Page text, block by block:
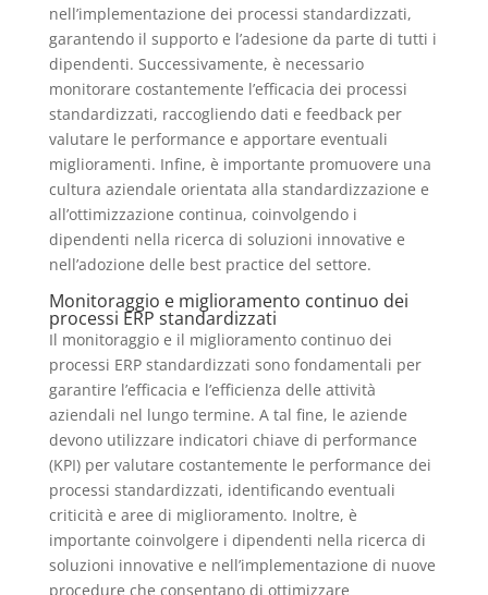
nell’implementazione dei processi standardizzati,
garantendo il supporto e l’adesione da parte di tutti i
dipendenti. Successivamente, è necessario
monitorare costantemente l’efficacia dei processi
standardizzati, raccogliendo dati e feedback per
valutare le performance e apportare eventuali
miglioramenti. Infine, è importante promuovere una
cultura aziendale orientata alla standardizzazione e
all’ottimizzazione continua, coinvolgendo i
dipendenti nella ricerca di soluzioni innovative e
nell’adozione delle best practice del settore.
Monitoraggio e miglioramento continuo dei
processi ERP standardizzati
Il monitoraggio e il miglioramento continuo dei
processi ERP standardizzati sono fondamentali per
garantire l’efficacia e l’efficienza delle attività
aziendali nel lungo termine. A tal fine, le aziende
devono utilizzare indicatori chiave di performance
(KPI) per valutare costantemente le performance dei
processi standardizzati, identificando eventuali
criticità e aree di miglioramento. Inoltre, è
importante coinvolgere i dipendenti nella ricerca di
soluzioni innovative e nell’implementazione di nuove
procedure che consentano di ottimizzare